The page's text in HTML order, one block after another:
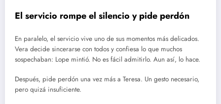
El servicio rompe el silencio y pide perdón
En paralelo, el servicio vive uno de sus momentos más delicados.
Vera decide sincerarse con todos y confiesa lo que muchos
sospechaban: Lope mintió. No es fácil admitirlo. Aun así, lo hace.
Después, pide perdón una vez más a Teresa. Un gesto necesario,
pero quizá insuficiente.